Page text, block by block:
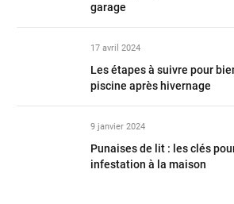
garage
17 avril 2024
Les étapes à suivre pour
piscine après hivernage
9 janvier 2024
Punaises de lit : les clés
infestation à la maison